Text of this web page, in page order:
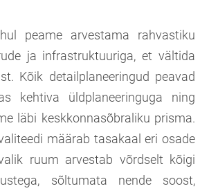
peame arvestama rahvastiku
ja infrastruktuuriga, et vältida
Kõik detailplaneeringud peavad
kehtiva üldplaneeringuga ning
läbi keskkonnasõbraliku prisma.
määrab tasakaal eri osade
ruum arvestab võrdselt kõigi
sõltumata nende soost,